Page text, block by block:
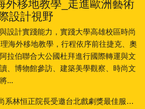
外移地教學_走進歐洲藝術
設計視野
設計實踐能力，實踐大學高雄校區時尚
海外移地教學，行程依序前往捷克、奧
拉伯聯合大公國杜拜進行國際轉運與文
、博物館參訪、建築美學觀察、時尚文
...
時尚系林恒正院長受邀台北戲劇獎最佳服裝設計獎頒獎人